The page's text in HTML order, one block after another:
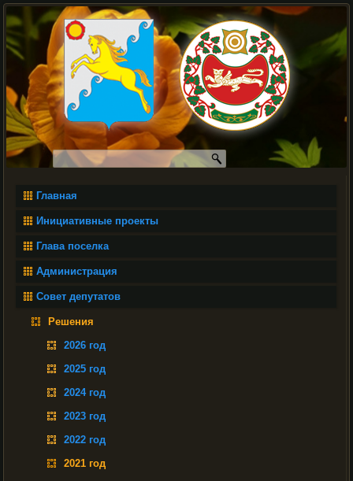
Главная
Инициативные проекты
Глава поселка
Администрация
Совет депутатов
Решения
2026 год
2025 год
2024 год
2023 год
2022 год
2021 год